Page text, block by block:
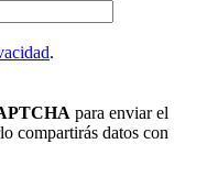
.
para enviar el
compartirás datos con